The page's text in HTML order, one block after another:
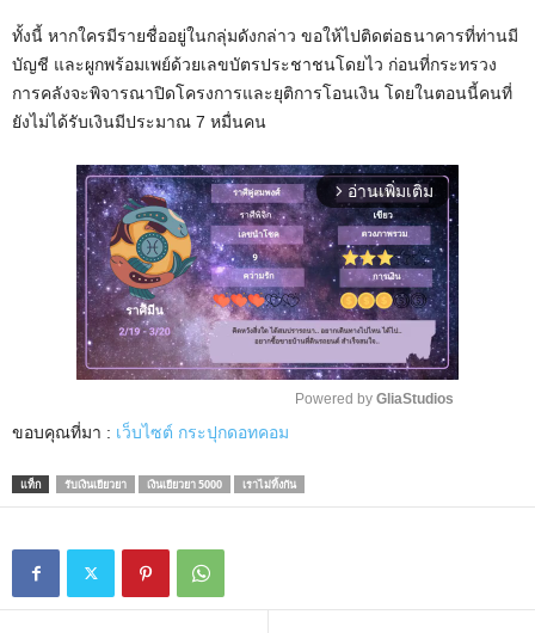
ทั้งนี้ หากใครมีรายชื่ออยู่ในกลุ่มดังกล่าว ขอให้ไปติดต่อธนาคารที่ท่านมี
บัญชี และผูกพร้อมเพย์ด้วยเลขบัตรประชาชนโดยไว ก่อนที่กระทรวง
การคลังจะพิจารณาปิดโครงการและยุติการโอนเงิน โดยในตอนนี้คนที่
ยังไม่ได้รับเงินมีประมาณ 7 หมื่นคน
arrow_forward_ios อ่านเพิ่มเติม
Powered by GliaStudios
ขอบคุณที่มา : เว็บไซต์ กระปุกดอทคอม
แท็ก รับเงินเยียวยา เงินเยียวยา 5000 เราไม่ทิ้งกัน